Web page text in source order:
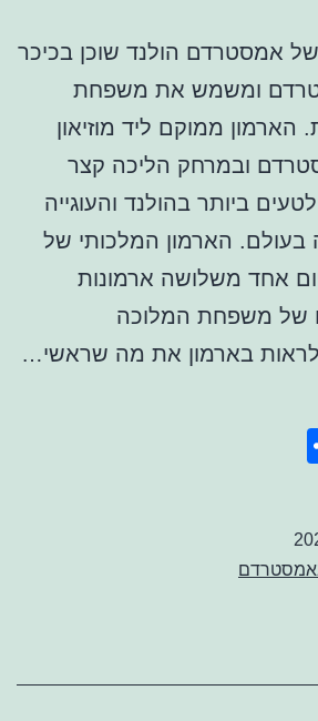
אמסטרדם הולנד שוכן בכיכר
ומשמש את משפחת
הארמון ממוקם ליד מוזיאון
ובמרחק הליכה קצר
ביותר בהולנד והעוגייה
הארמון המלכותי של
אחד משלושה ארמונות
של משפחת המלוכה
לראות בארמון את מה שראשי…